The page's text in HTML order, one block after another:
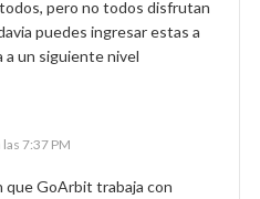
pero no todos disfrutan
puedes ingresar estas a
a un siguiente nivel
7:37 PM
que GoArbit trabaja con